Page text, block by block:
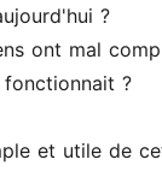
?
ont mal
?
et utile de